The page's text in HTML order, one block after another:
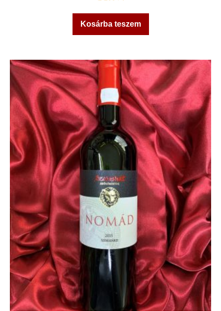
Kosárba teszem